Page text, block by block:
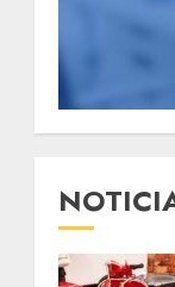
1